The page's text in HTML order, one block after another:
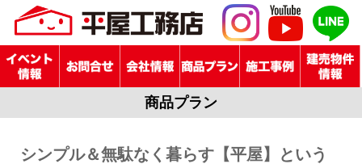
商品プラン
シンプル＆無駄なく暮らす【平屋】という